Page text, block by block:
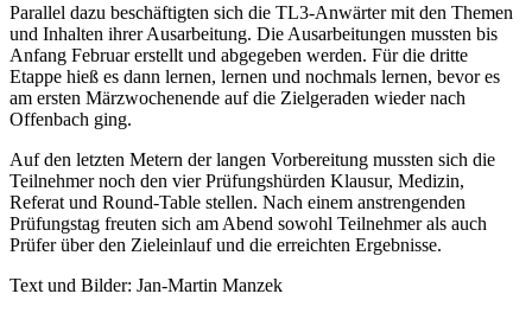
Parallel dazu beschäftigten sich die TL3-Anwärter mit den Themen
und Inhalten ihrer Ausarbeitung. Die Ausarbeitungen mussten bis
Anfang Februar erstellt und abgegeben werden. Für die dritte
Etappe hieß es dann lernen, lernen und nochmals lernen, bevor es
am ersten Märzwochenende auf die Zielgeraden wieder nach
Offenbach ging.
Auf den letzten Metern der langen Vorbereitung mussten sich die
Teilnehmer noch den vier Prüfungshürden Klausur, Medizin,
Referat und Round-Table stellen. Nach einem anstrengenden
Prüfungstag freuten sich am Abend sowohl Teilnehmer als auch
Prüfer über den Zieleinlauf und die erreichten Ergebnisse.
Text und Bilder: Jan-Martin Manzek